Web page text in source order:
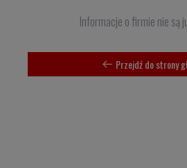
Informacje o firmie nie są
Przejdź do strony